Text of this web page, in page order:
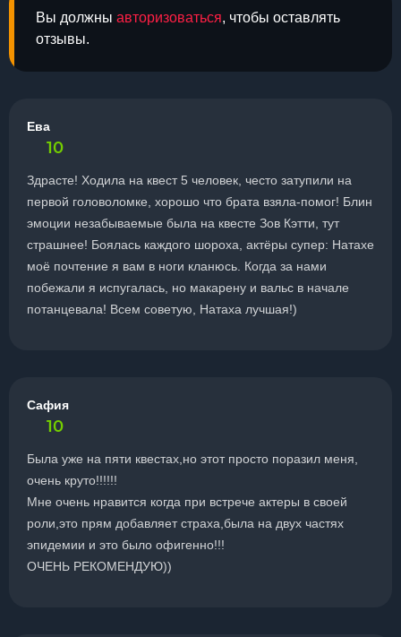
Вы должны авторизоваться, чтобы оставлять
отзывы.
Ева
10
Здрасте! Ходила на квест 5 человек, често затупили на
первой головоломке, хорошо что брата взяла-помог! Блин
эмоции незабываемые была на квесте Зов Кэтти, тут
страшнее! Боялась каждого шороха, актёры супер: Натахе
моё почтение я вам в ноги кланюсь. Когда за нами
побежали я испугалась, но макарену и вальс в начале
потанцевала! Всем советую, Натаха лучшая!)
Сафия
10
Была уже на пяти квестах,но этот просто поразил меня,
очень круто!!!!!!
Мне очень нравится когда при встрече актеры в своей
роли,это прям добавляет страха,была на двух частях
эпидемии и это было офигенно!!!
ОЧЕНЬ РЕКОМЕНДУЮ))